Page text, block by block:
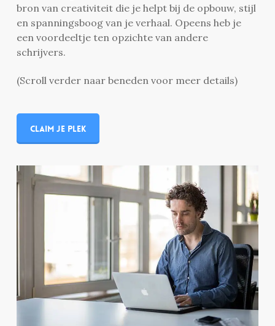
bron van creativiteit die je helpt bij de opbouw, stijl
en spanningsboog van je verhaal. Opeens heb je
een voordeeltje ten opzichte van andere
schrijvers.
(Scroll verder naar beneden voor meer details)
Claim je plek